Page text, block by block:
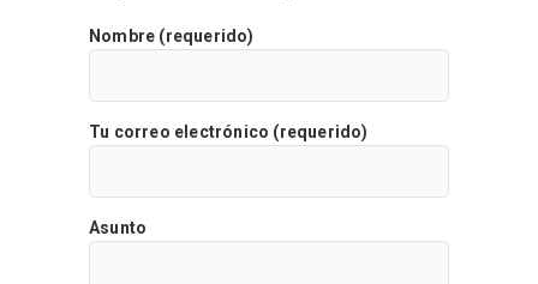
Nombre (requerido)
Tu correo electrónico (requerido)
Asunto